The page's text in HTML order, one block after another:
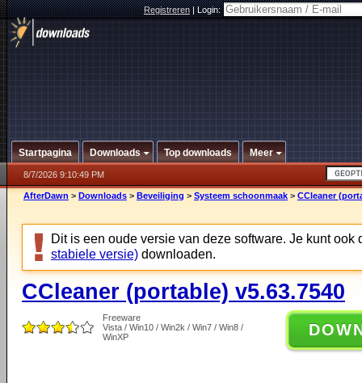
Registreren|Login:
Startpagina Downloads Top downloads Meer
8/7/2026 9:10:49 PM
AfterDawn > Downloads > Beveiliging > Systeem schoonmaak > CCleaner
Dit is een oude versie van deze software. Je kunt ook
stabiele versie) downloaden.
CCleaner (portable) v5.63.7540
Freeware
Vista / Win10 / Win2k / Win7 / Win8 /
WinXP